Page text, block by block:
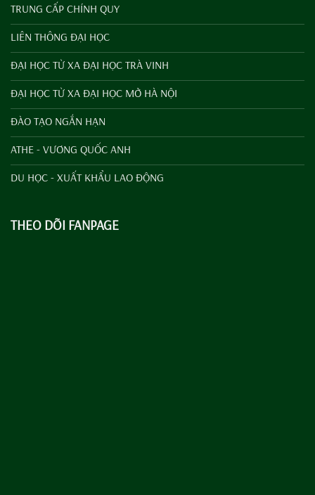
TRUNG CẤP CHÍNH QUY
LIÊN THÔNG ĐẠI HỌC
ĐẠI HỌC TỪ XA ĐẠI HỌC TRÀ VINH
ĐẠI HỌC TỪ XA ĐẠI HỌC MỞ HÀ NỘI
ĐÀO TẠO NGẮN HẠN
ATHE - VƯƠNG QUỐC ANH
DU HỌC - XUẤT KHẨU LAO ĐỘNG
THEO DÕI FANPAGE